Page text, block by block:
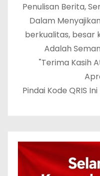
Penulisan Berita,
Dalam
berkualitas, besar
Adalah
"Terima Kasih
Pindai Kode QRIS